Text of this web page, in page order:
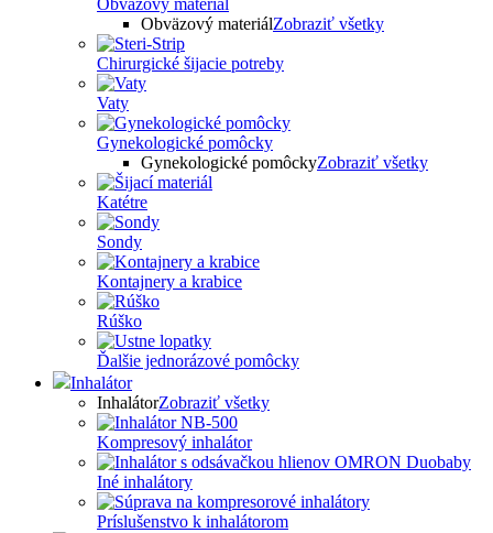
Obväzový materiál
Obväzový materiálZobraziť všetky
Chirurgické šijacie potreby
Vaty
Gynekologické pomôcky
Gynekologické pomôckyZobraziť všetky
Katétre
Sondy
Kontajnery a krabice
Rúško
Ďalšie jednorázové pomôcky
Inhalátor
InhalátorZobraziť všetky
Kompresový inhalátor
Iné inhalátory
Príslušenstvo k inhalátorom